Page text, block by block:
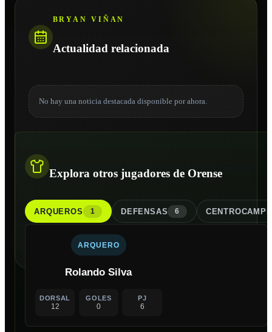
BRYAN VIÑAN
Actualidad relacionada
No hay una noticia destacada disponible por ahora.
Explora otros jugadores de Orense
ARQUEROS 1 DEFENSAS 6
ARQUERO
Rolando Silva
DORSAL
12
GOLES
0
PJ
6